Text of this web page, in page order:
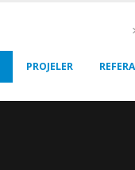
PROJELER